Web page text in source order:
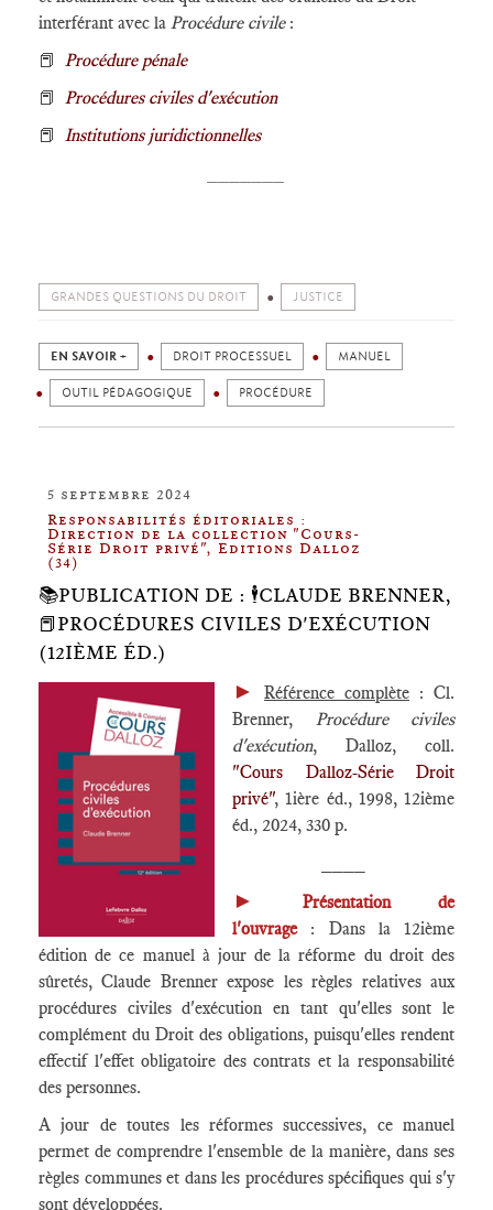
interférant avec la Procédure civile :
📕 Procédure pénale
📕 Procédures civiles d'exécution
📕 Institutions juridictionnelles
GRANDES QUESTIONS DU DROIT JUSTICE
EN SAVOIR + DROIT PROCESSUEL MANUEL
OUTIL PÉDAGOGIQUE PROCÉDURE
5 septembre 2024
Responsabilités éditoriales :
Direction de la collection "Cours-
Série Droit privé", Editions Dalloz
(34)
📚PUBLICATION DE : 🕴️CLAUDE BRENNER,
📕PROCÉDURES CIVILES D'EXÉCUTION
(12IÈME ÉD.)
► Référence complète : Cl.
Brenner, Procédure civiles
d'exécution, Dalloz, coll.
"Cours Dalloz-Série Droit
privé", 1ière éd., 1998, 12ième
éd., 2024, 330 p.
►
Présentation de
l'ouvrage: Dans la 12ième
édition de ce manuel à jour de la réforme du droit des
sûretés, Claude Brenner expose les règles relatives aux
procédures civiles d'exécution en tant qu'elles sont le
complément du Droit des obligations, puisqu'elles rendent
effectif l'effet obligatoire des contrats et la responsabilité
des personnes.
A jour de toutes les réformes successives, ce manuel
permet de comprendre l'ensemble de la manière, dans ses
règles communes et dans les procédures spécifiques qui s'y
sont développées.